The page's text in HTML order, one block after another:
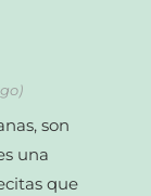
son
una
que